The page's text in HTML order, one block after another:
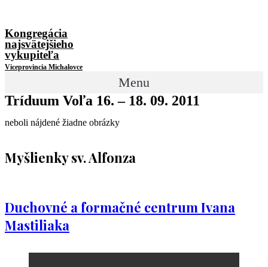
Kongregácia
najsvätejšieho
vykupiteľa
Viceprovincia Michalovce
Menu
Tríduum Voľa 16. – 18. 09. 2011
neboli nájdené žiadne obrázky
Myšlienky sv. Alfonza
Duchovné a formačné centrum Ivana
Mastiliaka